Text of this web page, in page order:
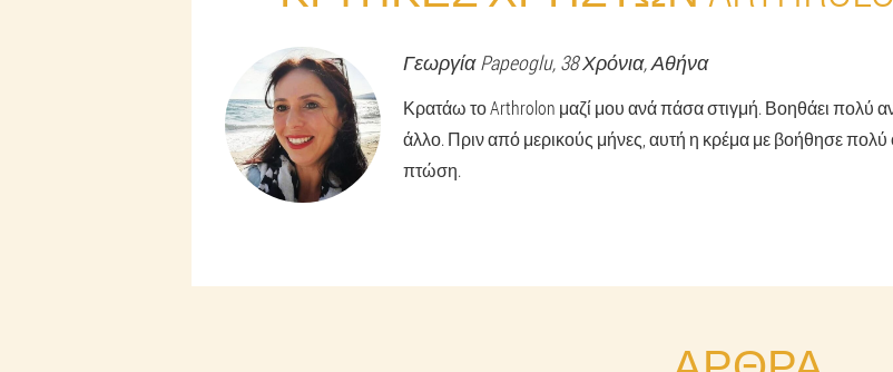
Γεωργία Papeoglu, 38 Χρόνια,Αθήνα
Κρατάω το Arthrolon μαζί μου ανά πάσα στιγμή. Βοηθάει πολύ αν
άλλο. Πριν από μερικούς μήνες, αυτή η κρέμα με βοήθησε πολύ
πτώση.